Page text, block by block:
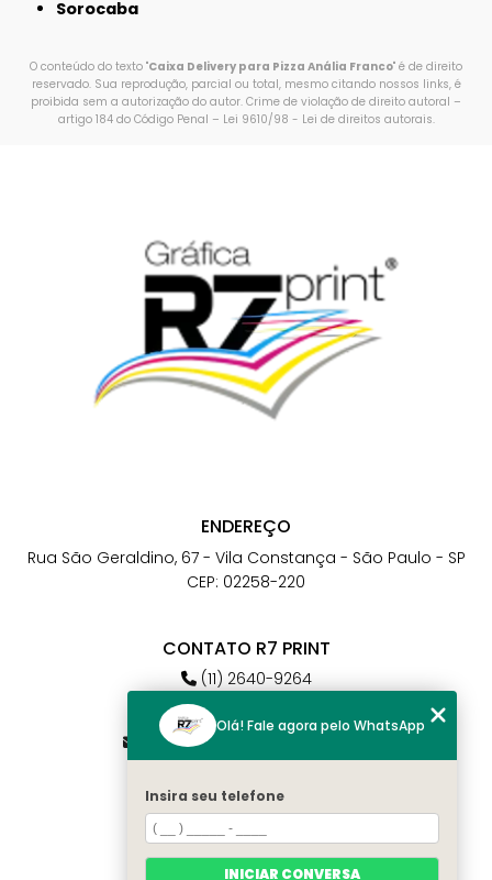
Sorocaba
O conteúdo do texto "Caixa Delivery para Pizza Anália Franco" é de direito
reservado. Sua reprodução, parcial ou total, mesmo citando nossos links, é
proibida sem a autorização do autor. Crime de violação de direito autoral –
artigo 184 do Código Penal – Lei 9610/98 - Lei de direitos autorais.
ENDEREÇO
Rua São Geraldino, 67 - Vila Constança - São Paulo - SP
CEP: 02258-220
CONTATO R7 PRINT
(11) 2640-9264
(11) 98784-6664
atendimento@r7print.com.br
MENU
Home
Quem somos
Olá! Fale agora pelo WhatsApp
Insira seu telefone
INICIAR CONVERSA